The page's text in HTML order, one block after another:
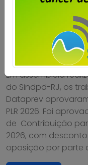
Dataprev:
aprovam
Publicado por
Em assembleia
do Sindpd-RJ, os
Dataprev
PLR 2026. Foi
de Contribuição
2026, com
oposição por parte